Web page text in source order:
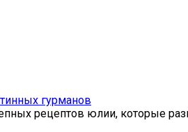
гурманов
рецептов юлии, которые